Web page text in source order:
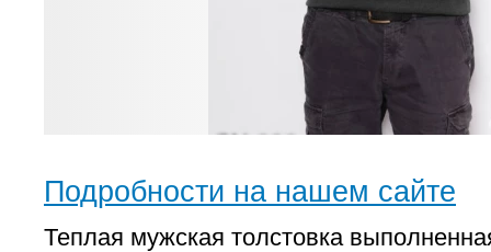
Подробности на нашем сайте
Теплая мужская толстовка